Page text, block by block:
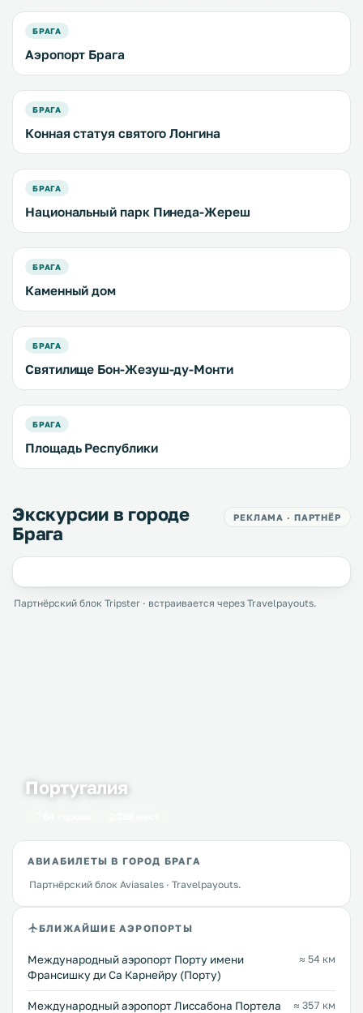
БРАГА
Аэропорт Брага
БРАГА
Конная статуя святого Лонгина
БРАГА
Национальный парк Пинеда-Жереш
БРАГА
Каменный дом
БРАГА
Святилище Бон-Жезуш-ду-Монти
БРАГА
Площадь Республики
Экскурсии в городе
Брага
РЕКЛАМА · ПАРТНЁР
Партнёрский блок Tripster · встраивается через Travelpayouts.
Португалия
АВИАБИЛЕТЫ В ГОРОД БРАГА
Партнёрский блок Aviasales · Travelpayouts.
БЛИЖАЙШИЕ АЭРОПОРТЫ
Международный аэропорт Порту имени
Франсишку ди Са Карнейру (Порту)
≈ 54 км
Международный аэропорт Лиссабона Портела
≈ 357 км